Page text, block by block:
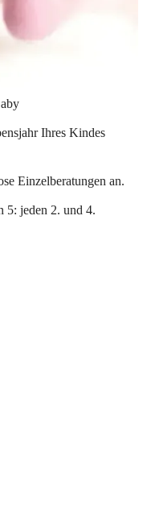
Ihres Kindes
Einzelberatungen an.
5: jeden 2. und 4.